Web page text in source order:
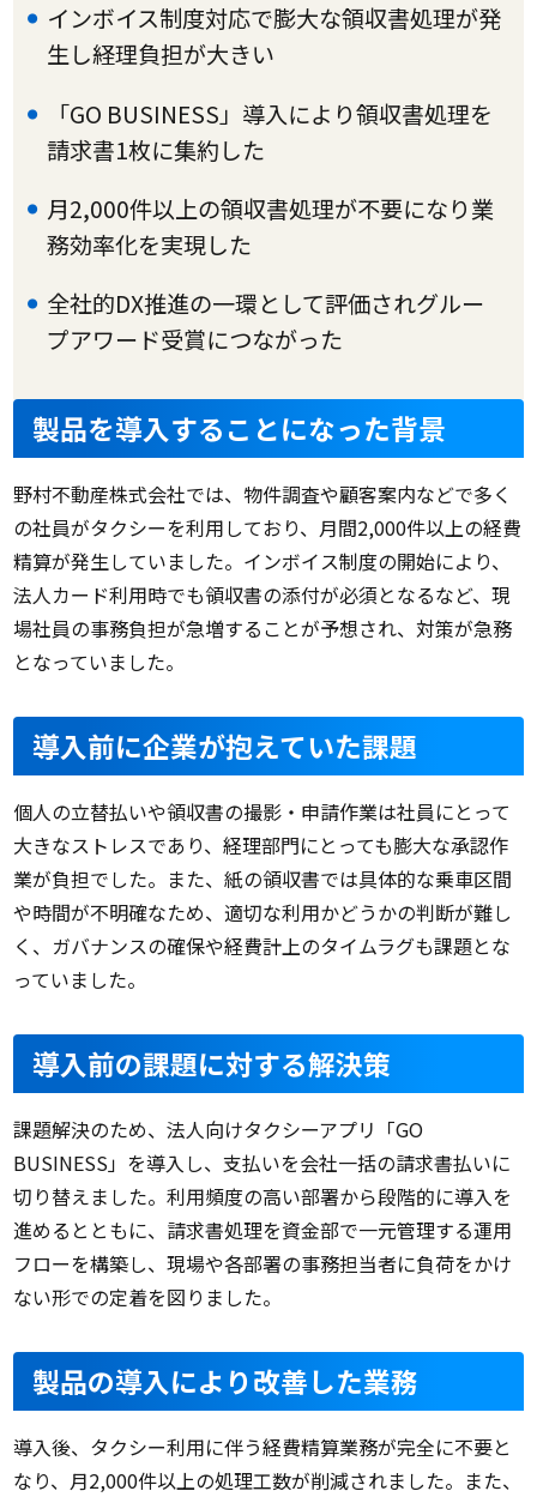
インボイス制度対応で膨大な領収書処理が発
生し経理負担が大きい
「GO BUSINESS」導入により領収書処理を
請求書1枚に集約した
月2,000件以上の領収書処理が不要になり業
務効率化を実現した
全社的DX推進の一環として評価されグルー
プアワード受賞につながった
製品を導入することになった背景
野村不動産株式会社では、物件調査や顧客案内などで多く
の社員がタクシーを利用しており、月間2,000件以上の経費
精算が発生していました。インボイス制度の開始により、
法人カード利用時でも領収書の添付が必須となるなど、現
場社員の事務負担が急増することが予想され、対策が急務
となっていました。
導入前に企業が抱えていた課題
個人の立替払いや領収書の撮影・申請作業は社員にとって
大きなストレスであり、経理部門にとっても膨大な承認作
業が負担でした。また、紙の領収書では具体的な乗車区間
や時間が不明確なため、適切な利用かどうかの判断が難し
く、ガバナンスの確保や経費計上のタイムラグも課題とな
っていました。
導入前の課題に対する解決策
課題解決のため、法人向けタクシーアプリ「GO
BUSINESS」を導入し、支払いを会社一括の請求書払いに
切り替えました。利用頻度の高い部署から段階的に導入を
進めるとともに、請求書処理を資金部で一元管理する運用
フローを構築し、現場や各部署の事務担当者に負荷をかけ
ない形での定着を図りました。
製品の導入により改善した業務
導入後、タクシー利用に伴う経費精算業務が完全に不要と
なり、月2,000件以上の処理工数が削減されました。また、